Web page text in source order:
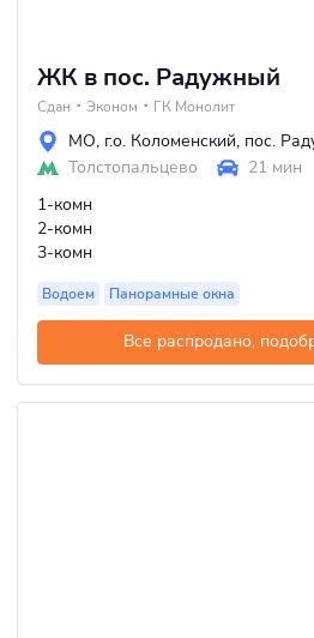
ЖК в пос. Радужный
Сдан Эконом ГК Монолит
МО, г.о. Коломенский, пос.
Толстопальцево
21 мин
1-комн
2-комн
3-комн
Водоем Панорамные окна
Все распродано,